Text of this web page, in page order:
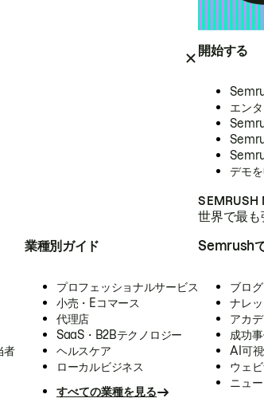
開始する
エン
デモ
SEMRUSH
世界で最
者
業種別ガイド
プロフェッショナルサービス
小売・Eコマース
代理店
SaaS・B2Bテクノロジー
ヘルスケア
ローカルビジネス
すべての業種を見る
Semrush
ブログ
ナレ
アカ
成功事
AI可
ウェ
ニュ